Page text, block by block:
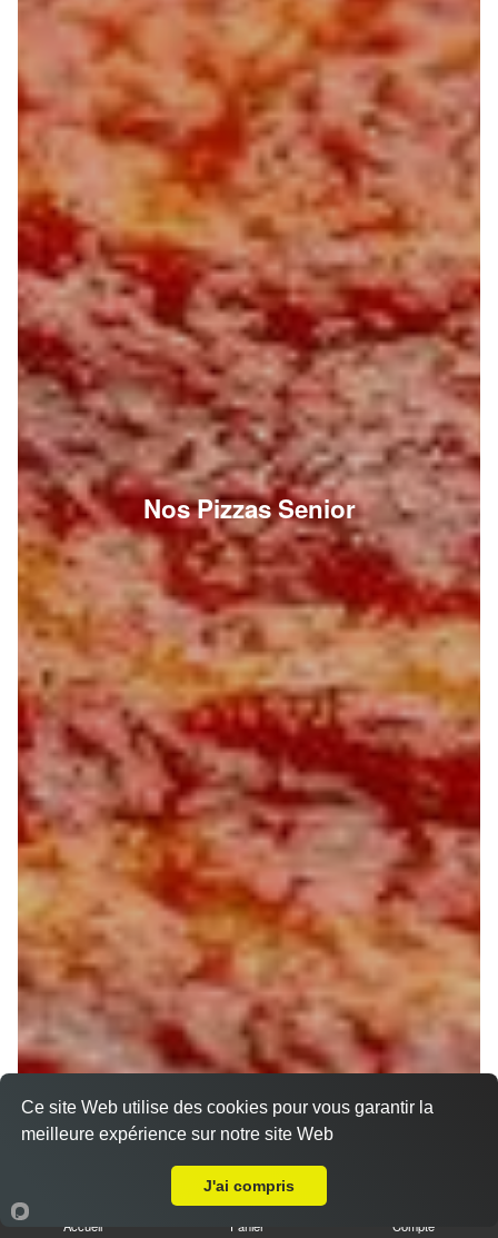
Nos Pizzas Senior
Accueil Panier Compte
Ce site Web utilise des cookies pour vous garantir la
meilleure expérience sur notre site Web
J'ai compris